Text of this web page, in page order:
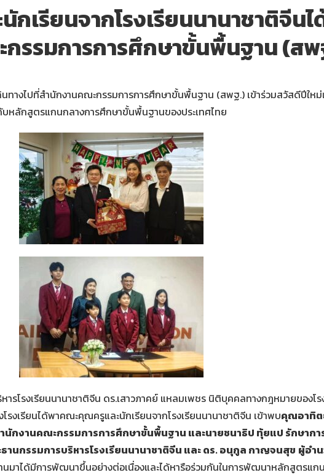
เรียนจากโรงเรียนนานาชาติจีนไ
รรมการการศึกษาขั้นพื้นฐาน (ส
ทางไปที่สำนักงานคณะกรรมการการศึกษาขั้นพื้นฐาน (สพฐ.) เข้าร่วมสวัสดีปีให
ลักสูตรแกนกลางการศึกษาขั้นพื้นฐานของประเทศไทย
ารโรงเรียนนานาชาติจีน ดร.เสาวภาคย์ แหลมเพชร นิติบุคคลทางกฎหมายของ
รงเรียนได้พาคณะคุณครูและนักเรียนจากโรงเรียนนานาชาติจีน เข้าพบคุณอาทิต
กงานคณะกรรมการการศึกษาขั้นพื้นฐาน และนายชนาธิป ทุ้ยแป รักษาก
านกรรมการบริหารโรงเรียนนานาชาติจีน และ ดร. อนุกูล กาญจนสุข ผู้อำ
นมาได้มีการพัฒนาขึ้นอย่างต่อเนื่องและได้หารือร่วมกันในการพัฒนาหลักสูตรแ